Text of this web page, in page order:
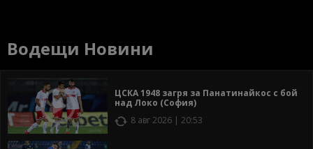
Водещи Новини
ЦСКА 1948 загря за Панатинайкос с бой
над Локо (София)
8 авг 2026 | 20:53